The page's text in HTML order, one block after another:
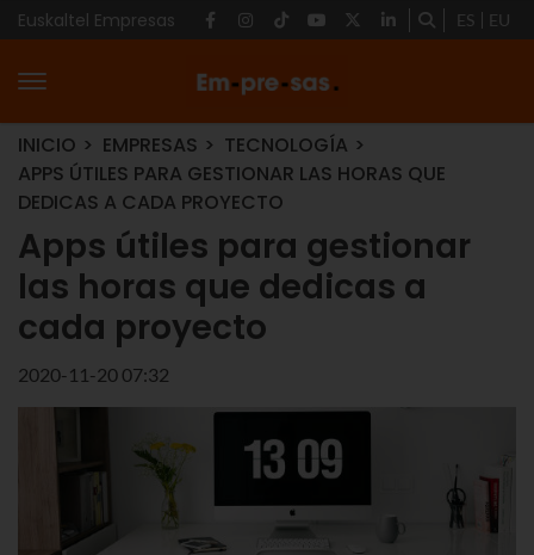
Euskaltel Empresas ES EU
INICIO EMPRESAS
TECNOLOGÍA
APPS ÚTILES PARA GESTIONAR LAS HORAS QUE
DEDICAS A CADA PROYECTO
Apps útiles para gestionar
las horas que dedicas a
cada proyecto
2020-11-20 07:32